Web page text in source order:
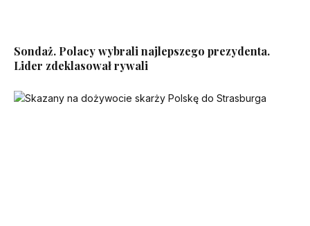
Sondaż. Polacy wybrali najlepszego prezydenta.
Lider zdeklasował rywali